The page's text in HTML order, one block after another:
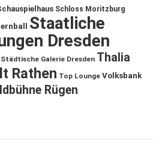
Schloss Moritzburg
Staatliche
Dresden
Städtische Galerie Dresden Thalia
Rathen Top Lounge Volksbank
Rügen